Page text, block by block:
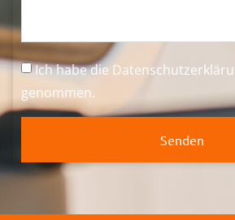
Ich habe die
genommen.
Senden